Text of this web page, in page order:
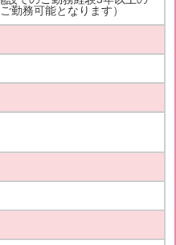
勤務可能となります）